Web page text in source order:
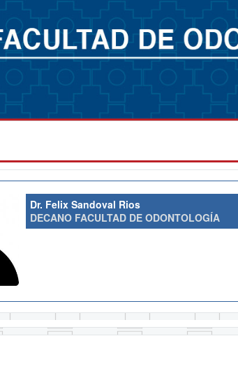
Dr. Felix Sandoval Rios
DECANO FACULTAD DE ODONTOLOGÍA